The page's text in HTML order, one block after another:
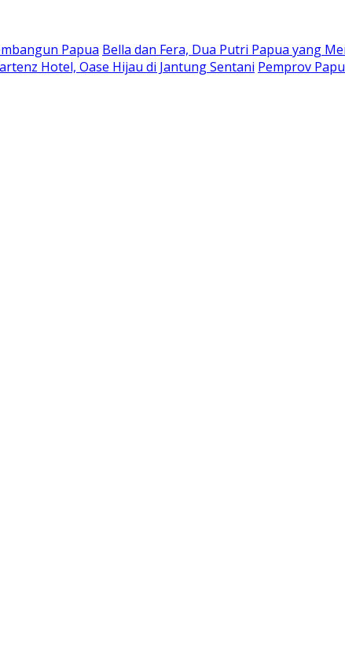
Papua Bella dan Fera, Dua Putri Papua yang
Hotel, Oase Hijau di Jantung Sentani Pemprov